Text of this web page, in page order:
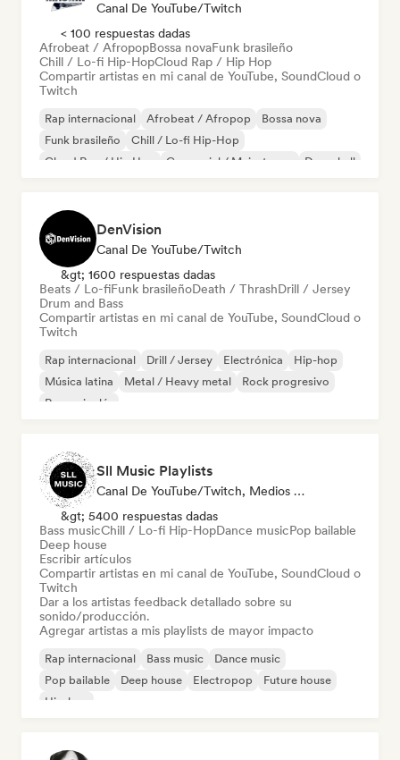
Canal De YouTube/Twitch
< 100 respuestas dadas
Afrobeat / AfropopBossa novaFunk brasileño
Chill / Lo-fi Hip-HopCloud Rap / Hip Hop
Compartir artistas en mi canal de YouTube, SoundCloud o
Twitch
Rap internacional Afrobeat / Afropop
Bossa nova
Funk brasileño
Chill / Lo-fi Hip-Hop
Cloud Rap / Hip Hop
Comercial / Mainstream Dancehall
DenVision
Canal De YouTube/Twitch
&gt; 1600 respuestas dadas
Beats / Lo-fiFunk brasileñoDeath / ThrashDrill / Jersey
Drum and Bass
Compartir artistas en mi canal de YouTube, SoundCloud o
Twitch
Rap internacional Drill / Jersey Electrónica
Hip-hop
Música latina
Metal / Heavy metal
Rock progresivo
Rap en inglés
Sll Music Playlists
Canal De YouTube/Twitch, Medios De Comunicación/Periodista, Playlist Curator, Experto En Sonido
&gt; 5400 respuestas dadas
Bass musicChill / Lo-fi Hip-HopDance musicPop bailable
Deep house
Escribir artículos
Compartir artistas en mi canal de YouTube, SoundCloud o
Twitch
Dar a los artistas feedback detallado sobre su
sonido/producción.
Agregar artistas a mis playlists de mayor impacto
Rap internacional Bass music
Dance music
Pop bailable
Deep house Electropop
Future house
Hip-hop